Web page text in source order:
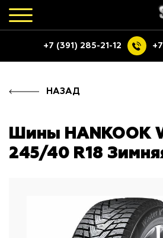
+7 (391) 285-21-12
НАЗАД
Шины HANKOOK
245/40 R18